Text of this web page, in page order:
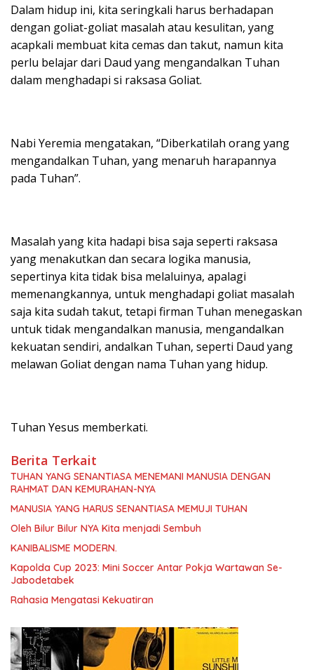
Dalam hidup ini, kita seringkali harus berhadapan
dengan goliat-goliat masalah atau kesulitan, yang
acapkali membuat kita cemas dan takut, namun kita
perlu belajar dari Daud yang mengandalkan Tuhan
dalam menghadapi si raksasa Goliat.
Nabi Yeremia mengatakan, “Diberkatilah orang yang
mengandalkan Tuhan, yang menaruh harapannya
pada Tuhan”.
Masalah yang kita hadapi bisa saja seperti raksasa
yang menakutkan dan secara logika manusia,
sepertinya kita tidak bisa melaluinya, apalagi
memenangkannya, untuk menghadapi goliat masalah
saja kita sudah takut, tetapi firman Tuhan menegaskan
untuk tidak mengandalkan manusia, mengandalkan
kekuatan sendiri, andalkan Tuhan, seperti Daud yang
melawan Goliat dengan nama Tuhan yang hidup.
Tuhan Yesus memberkati.
Berita Terkait
TUHAN YANG SENANTIASA MENEMANI MANUSIA DENGAN
RAHMAT DAN KEMURAHAN-NYA
MANUSIA YANG HARUS SENANTIASA MEMUJI TUHAN
Oleh Bilur Bilur NYA Kita menjadi Sembuh
KANIBALISME MODERN.
Kapolda Cup 2023: Mini Soccer Antar Pokja Wartawan Se-
Jabodetabek
Rahasia Mengatasi Kekuatiran